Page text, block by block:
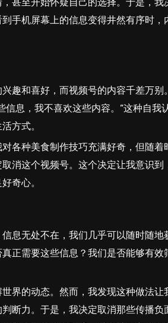
手机屏幕上的信息变得井然有序时，
趣和喜好，而视频号的内容千差万别
息，我不喜欢这些内容。”这种自我
方式。
各种美食制作技巧充满好奇，但随着
消这个视频号。这个决定让我意识到
奇心。
息无处不在，我们几乎可以随时随地
正需要这些信息？我们是否能够有效
界的动态。然而，我发现这种做法让
断力。于是，我决定取消那些传播负